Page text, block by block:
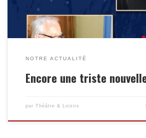
NOTRE ACTUALITÉ
Encore une triste
par Théâtre & Loisirs